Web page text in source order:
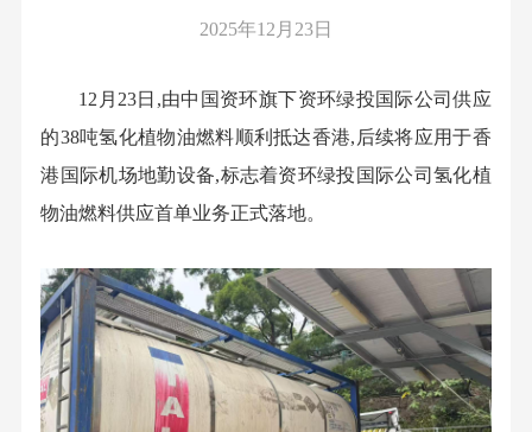
2025年12月23日
12月23日,由中国资环旗下资环绿投国际公司供应
的38吨氢化植物油燃料顺利抵达香港,后续将应用于香
港国际机场地勤设备,标志着资环绿投国际公司氢化植
物油燃料供应首单业务正式落地。